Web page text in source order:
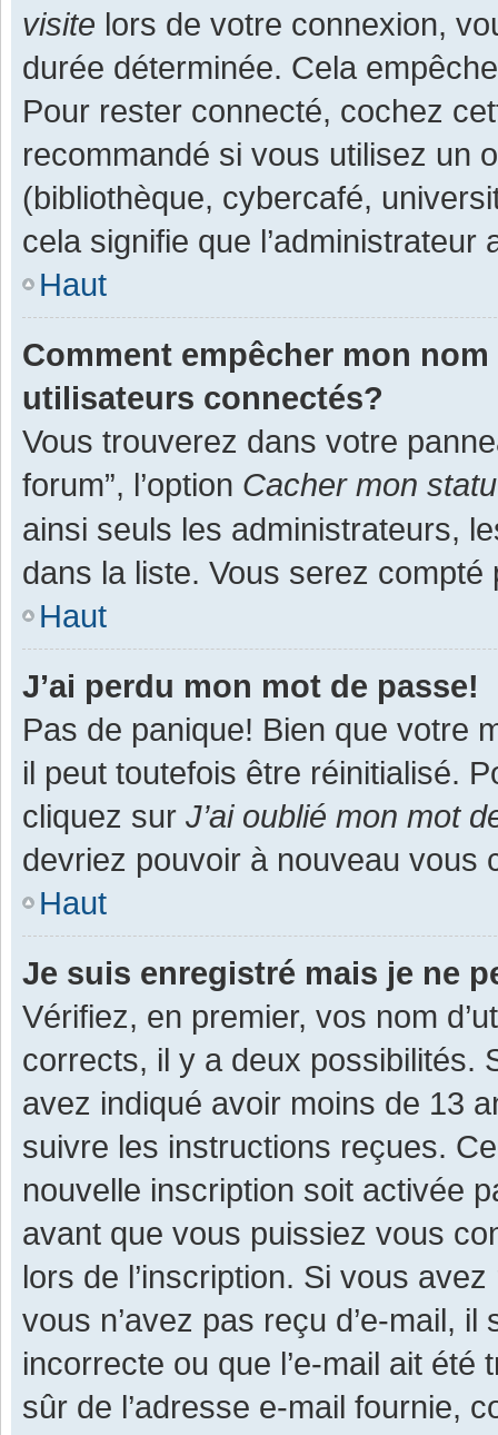
visite lors de votre connexion,
durée déterminée. Cela
Pour rester connecté, cochez
recommandé si vous utilisez un
(bibliothèque, cybercafé,
cela signifie que
Haut
Comment empêcher mon
utilisateurs connectés?
Vous trouverez dans votre
forum”, l’option Cacher mon
ainsi seuls les administrateurs,
dans la liste. Vous serez
Haut
J’ai perdu mon mot de passe!
Pas de panique! Bien que votre
il peut toutefois être réinitialisé.
cliquez sur J’ai oublié mon mot
devriez pouvoir à nouveau vous
Haut
Je suis enregistré mais je ne
Vérifiez, en premier, vos nom
corrects, il y a deux possibilités.
avez indiqué avoir moins de 13
suivre les instructions reçues.
nouvelle inscription soit activée
avant que vous puissiez vous
lors de l’inscription. Si vous
vous n’avez pas reçu d’e-mail,
incorrecte ou que l’e-mail ait
sûr de l’adresse e-mail fournie,